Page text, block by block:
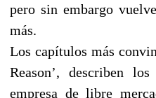
pero sin embargo
más.
Los capítulos más
Reason’, describen
empresa de libre